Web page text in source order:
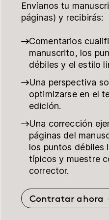
Envíanos tu
páginas) y recibirás:
Comentarios
manuscrito, los
débiles y el estilo
Una perspectiva
optimizarse en el
edición.
Una corrección
páginas del
los puntos débiles
típicos y muestre
corrector.
Contratar ahora